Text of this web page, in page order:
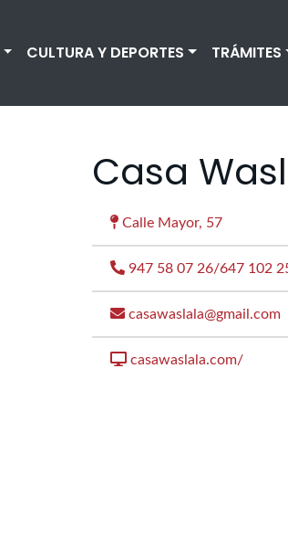
CULTURA Y DEPORTES TRÁMITES
Casa
Calle Mayor, 57
947 58 07 26/647 102
casawaslala@gmail.com
casawaslala.com/